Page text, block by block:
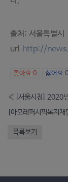
출처: 서울특별시
url http://
좋아요 0 싫어요 0
« [서울시청] 2020
목록보기